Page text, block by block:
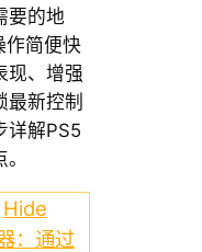
要的地
作简便快
现、增强
最新控制
详解PS5
Hide
：通过